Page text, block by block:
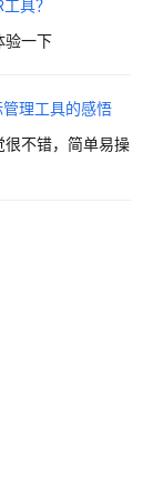
具？
验一下
理工具的感悟
很不错，简单易操